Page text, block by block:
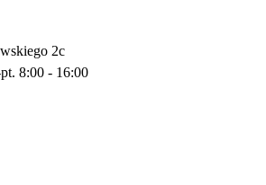
2c
8:00 - 16:00